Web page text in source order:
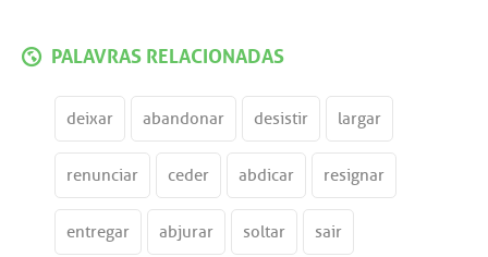
PALAVRAS RELACIONADAS
deixar abandonar desistir largar
renunciar ceder abdicar resignar
entregar abjurar soltar sair